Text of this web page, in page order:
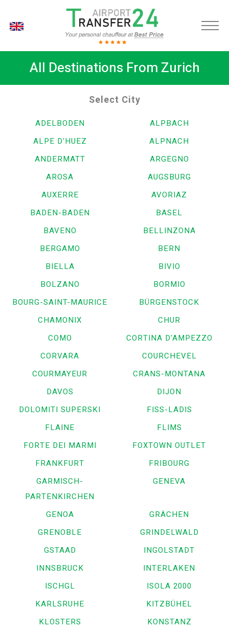
All Destinations From Zurich
Select City
ADELBODEN
ALPBACH
ALPE D'HUEZ
ALPNACH
ANDERMATT
ARGEGNO
AROSA
AUGSBURG
AUXERRE
AVORIAZ
BADEN-BADEN
BASEL
BAVENO
BELLINZONA
BERGAMO
BERN
BIELLA
BIVIO
BOLZANO
BORMIO
BOURG-SAINT-MAURICE
BÜRGENSTOCK
CHAMONIX
CHUR
COMO
CORTINA D'AMPEZZO
CORVARA
COURCHEVEL
COURMAYEUR
CRANS-MONTANA
DAVOS
DIJON
DOLOMITI SUPERSKI
FISS-LADIS
FLAINE
FLIMS
FORTE DEI MARMI
FOXTOWN OUTLET
FRANKFURT
FRIBOURG
GARMISCH-
PARTENKIRCHEN
GENEVA
GENOA
GRÄCHEN
GRENOBLE
GRINDELWALD
GSTAAD
INGOLSTADT
INNSBRUCK
INTERLAKEN
ISCHGL
ISOLA 2000
KARLSRUHE
KITZBÜHEL
KLOSTERS
KONSTANZ